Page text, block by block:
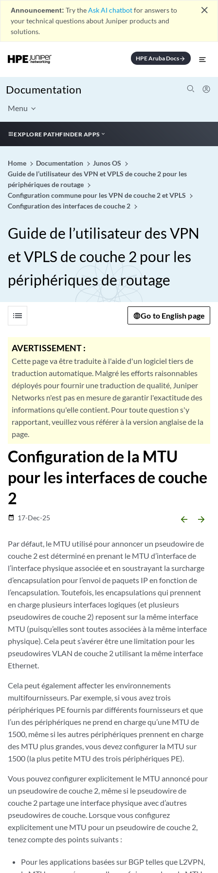
Announcement: Try theAsk AI chatbotfor answers to
your technical questions about Juniper products and
solutions.
close
HPE Aruba Docsarrow_forward
Documentation
Menu
EXPLORE PATHFINDER APPS
Home Documentation
Junos OS
Guide de l’utilisateur des VPN et VPLS de couche 2 pour les
périphériques de routage
Configuration commune pour les VPN de couche 2 et VPLS
Configuration des interfaces de couche 2
Guide de l’utilisateur des VPN
et VPLS de couche 2 pour les
périphériques de routage
list Go to English page
AVERTISSEMENT :
Cette page va être traduite à l'aide d'un logiciel tiers de
traduction automatique. Malgré les efforts raisonnables
déployés pour fournir une traduction de qualité, Juniper
Networks n'est pas en mesure de garantir l'exactitude des
informations qu'elle contient. Pour toute question s'y
rapportant, veuillez vous référer à la version anglaise de la
page.
Configuration de la MTU
pour les interfaces de couche
2
date_range 17-Dec-25 arrow_backward arrow_forward
Par défaut, le MTU utilisé pour annoncer un pseudowire de
couche 2 est déterminé en prenant le MTU d’interface de
l’interface physique associée et en soustrayant la surcharge
d’encapsulation pour l’envoi de paquets IP en fonction de
l’encapsulation. Toutefois, les encapsulations qui prennent
en charge plusieurs interfaces logiques (et plusieurs
pseudowires de couche 2) reposent sur la même interface
MTU (puisqu’elles sont toutes associées à la même interface
physique). Cela peut s’avérer être une limitation pour les
pseudowires VLAN de couche 2 utilisant la même interface
Ethernet.
Cela peut également affecter les environnements
multifournisseurs. Par exemple, si vous avez trois
périphériques PE fournis par différents fournisseurs et que
l’un des périphériques ne prend en charge qu’une MTU de
1500, même si les autres périphériques prennent en charge
des MTU plus grandes, vous devez configurer la MTU sur
1500 (la plus petite MTU des trois périphériques PE).
Vous pouvez configurer explicitement le MTU annoncé pour
un pseudowire de couche 2, même si le pseudowire de
couche 2 partage une interface physique avec d’autres
pseudowires de couche. Lorsque vous configurez
explicitement une MTU pour un pseudowire de couche 2,
tenez compte des points suivants :
Pour les applications basées sur BGP telles que L2VPN,